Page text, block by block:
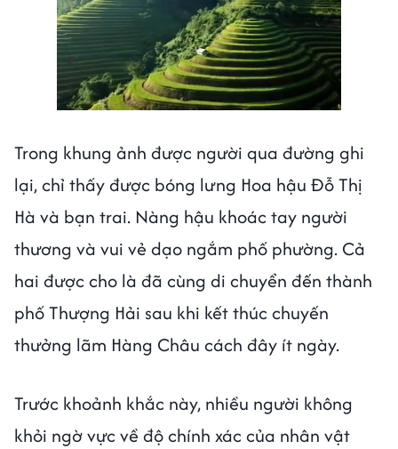
Trong khung ảnh được người qua đường ghi
lại, chỉ thấy được bóng lưng Hoa hậu Đỗ Thị
Hà và bạn trai. Nàng hậu khoác tay người
thương và vui vẻ dạo ngắm phố phường. Cả
hai được cho là đã cùng di chuyển đến thành
phố Thượng Hải sau khi kết thúc chuyến
thưởng lãm Hàng Châu cách đây ít ngày.
Trước khoảnh khắc này, nhiều người không
khỏi ngờ vực về độ chính xác của nhân vật